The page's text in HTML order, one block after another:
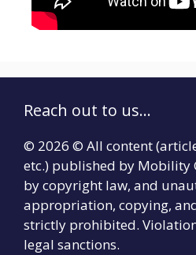
Reach out to us...
© 2026 © All content
etc.) published by Mobility
by copyright law, and
appropriation, copying,
strictly prohibited.
legal sanctions.